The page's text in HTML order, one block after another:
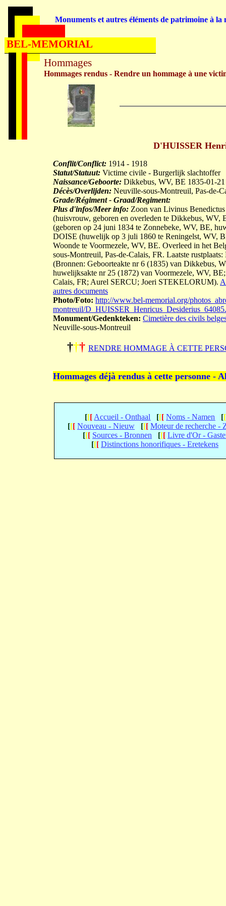
D'HUISSER
Conflit/Conflict: 1914 - 1918
Statut/Statuut: Victime civile - Burgerlijk slachtoffer
Naissance/Geboorte: Dikkebus, WV, BE 1835-01-21
Décès/Overlijden: Neuville-sous-Montreuil, Pas-de-
Grade/Régiment - Graad/Regiment:
Plus d'infos/Meer info: Zoon van Livinus
(huisvrouw, geboren en overleden te Dikkebus,
(geboren op 24 juni 1834 te Zonnebeke, WV, BE,
DOISE (huwelijk op 3 juli 1860 te Reningelst, WV,
Woonde te Voormezele, WV, BE. Overleed in het
sous-Montreuil, Pas-de-Calais, FR. Laatste
(Bronnen: Geboorteakte nr 6 (1835) van Dikkebus,
huwelijksakte nr 25 (1872) van Voormezele, WV,
Calais, FR; Aurel SERCU; Joeri STEKELORUM).
autres documents
Photo/Foto: http://www.bel-memorial.org/
montreuil/
Monument/Gedenkteken: Cimetière des civils
Neuville-sous-Montreuil
††† RENDRE HOMMAGE À CETTE
Hommages déjà rendus à cette personne -
[[[ Accueil - Onthaal [[[ Noms - Namen [[
[[[ Nouveau - Nieuw [[[ Moteur de recherche -
[[[ Sources - Bronnen [[[ Livre d'Or -
[[[ Distinctions honorifiques - Eretekens
Hommages
Hommages rendus - Rendre un hommage à une
Monuments et autres éléments de patrimoine à la
BEL-MEMORIAL